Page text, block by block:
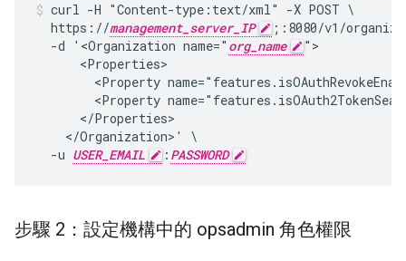
curl -H "Content-type:text/xml" -X POST \
  https://
management_server_IP
;:8080/v1/
  -d '<Organization name="
org_name
">
      <Properties>
<Property
<Property
      </Properties>
    </Organization>' \
  -u
USER_EMAIL : PASSWORD
步驟 2：設定機構中的 opsadmin 角色權限